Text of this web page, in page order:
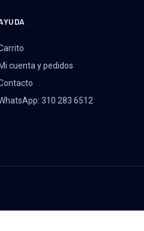
Mi cuenta y pedidos
310 283 6512